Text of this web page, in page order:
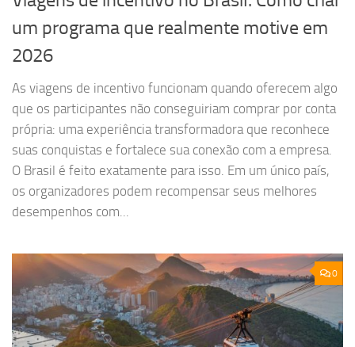
um programa que realmente motive em
2026
As viagens de incentivo funcionam quando oferecem algo
que os participantes não conseguiriam comprar por conta
própria: uma experiência transformadora que reconhece
suas conquistas e fortalece sua conexão com a empresa.
O Brasil é feito exatamente para isso. Em um único país,
os organizadores podem recompensar seus melhores
desempenhos com...
0